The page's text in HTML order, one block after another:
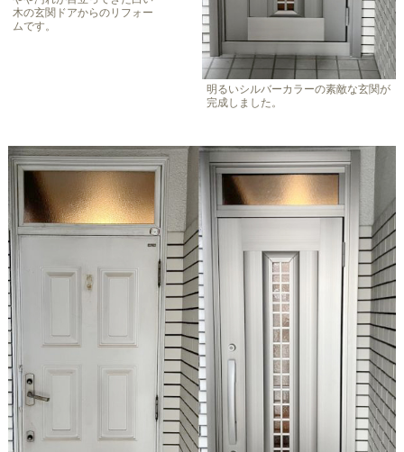
木の玄関ドアからのリフォー
ムです。
明るいシルバーカラーの素敵な玄関が
完成しました。